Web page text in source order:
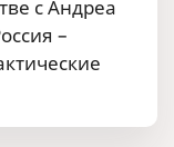
с Андреа
–